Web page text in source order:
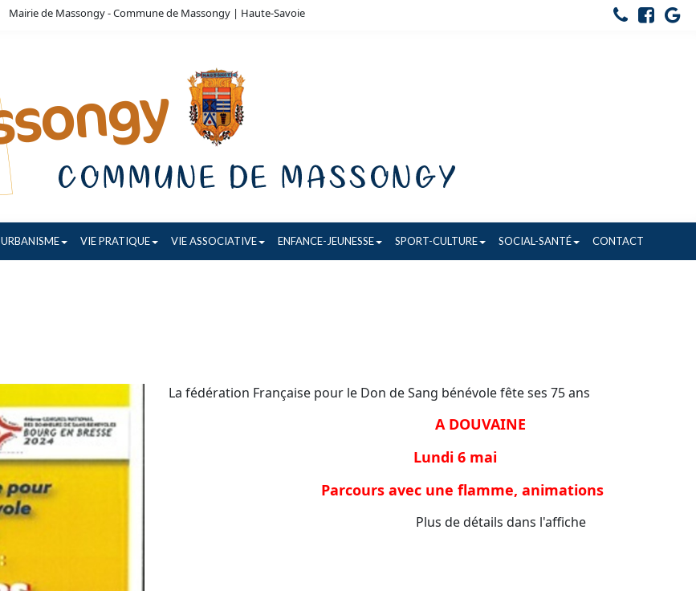
Mairie de Massongy - Commune de Massongy | Haute-Savoie
URBANISME VIE PRATIQUE VIE ASSOCIATIVE ENFANCE-JEUNESSE SPORT-CULTURE SOCIAL-SANTÉ CONTACT
La fédération Française pour le Don de Sang bénévole fête ses 75 ans
A DOUVAINE
Lundi 6 mai
Parcours avec une flamme, animations
Plus de détails dans l'affiche